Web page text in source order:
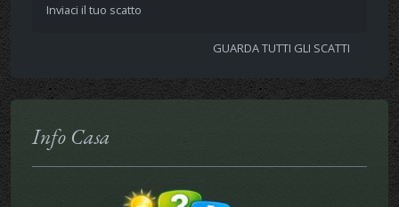
Inviaci il tuo scatto
GUARDA TUTTI GLI SCATTI
Info Casa